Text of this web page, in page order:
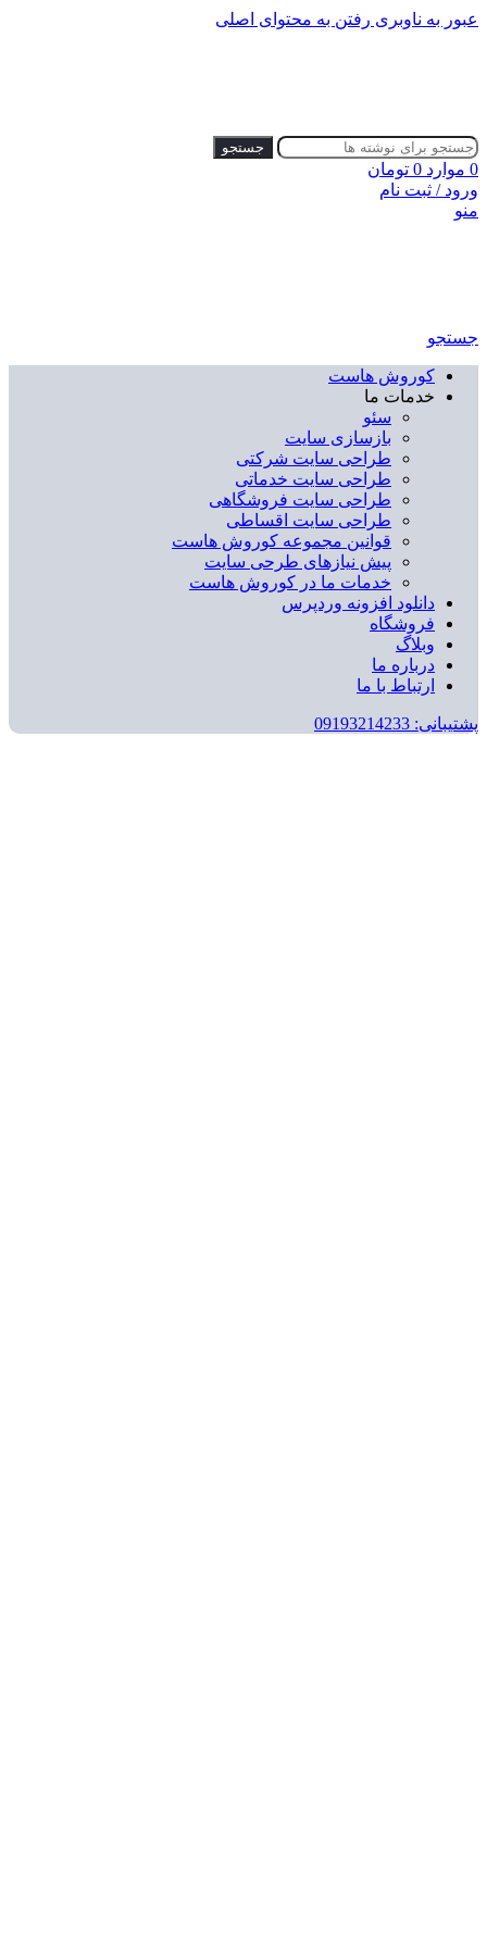
عبور به ناوبری رفتن به محتوای اصلی
جستجو
0 موارد 0 تومان
ورود / ثبت نام
منو
جستجو
کوروش هاست
خدمات ما
سئو
بازسازی سایت
طراحی سایت شرکتی
طراحی سایت خدماتی
طراحی سایت فروشگاهی
طراحی سایت اقساطی
قوانین مجموعه کوروش هاست
پیش نیازهای طرحی سایت
خدمات ما در کوروش هاست
دانلود افزونه وردپرس
فروشگاه
وبلاگ
درباره ما
ارتباط با ما
پشتیبانی: 09193214233